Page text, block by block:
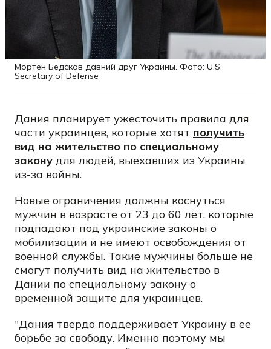
Мортен Бедсков давний друг Украины. Фото: U.S.
Secretary of Defense
Дания планирует ужесточить правила для
части украинцев, которые хотят получить
вид на жительство по специальному
закону для людей, выехавших из Украины
из-за войны.
Новые ограничения должны коснуться
мужчин в возрасте от 23 до 60 лет, которые
подпадают под украинские законы о
мобилизации и не имеют освобождения от
военной службы. Такие мужчины больше не
смогут получить вид на жительство в
Дании по специальному закону о
временной защите для украинцев.
"Дания твердо поддерживает Украину в ее
борьбе за свободу. Именно поэтому мы